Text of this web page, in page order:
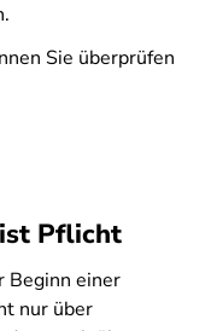
Sie überprüfen
Pflicht
Beginn einer
nur über